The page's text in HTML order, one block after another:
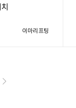
이마리프팅